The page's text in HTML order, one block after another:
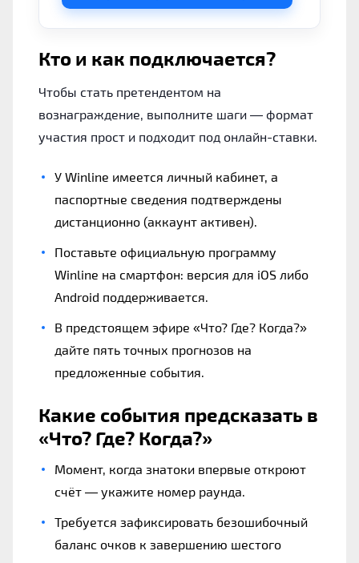
Кто и как подключается?
Чтобы стать претендентом на
вознаграждение, выполните шаги — формат
участия прост и подходит под онлайн-ставки.
У Winline имеется личный кабинет, а
паспортные сведения подтверждены
дистанционно (аккаунт активен).
Поставьте официальную программу
Winline на смартфон: версия для iOS либо
Android поддерживается.
В предстоящем эфире «Что? Где? Когда?»
дайте пять точных прогнозов на
предложенные события.
Какие события предсказать в
«Что? Где? Когда?»
Момент, когда знатоки впервые откроют
счёт — укажите номер раунда.
Требуется зафиксировать безошибочный
баланс очков к завершению шестого